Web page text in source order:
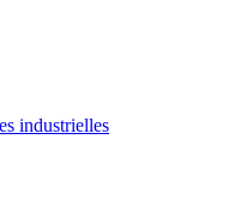
industrielles